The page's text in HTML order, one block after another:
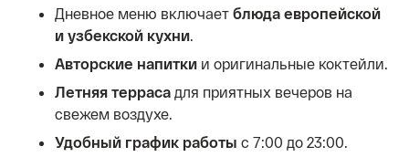
Дневное меню включает блюда европейской
и узбекской кухни.
Авторские напитки и оригинальные коктейли.
Летняя терраса для приятных вечеров на
свежем воздухе.
Удобный график работы с 7:00 до 23:00.